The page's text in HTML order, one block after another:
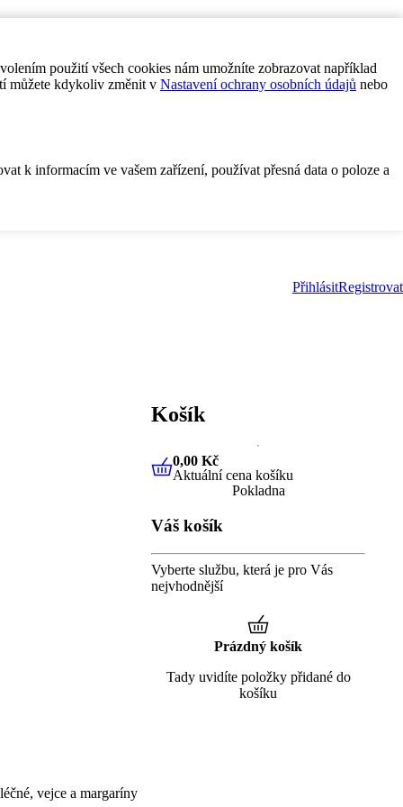
použití všech cookies nám umožníte zobrazovat například
můžete kdykoliv změnit v Nastavení ochrany osobních údajů nebo
k informacím ve vašem zařízení, používat přesná data o poloze a
PřihlásitRegistrovat
vejce a margaríny
Košík
0,00 KčAktuální cena košíku
0,00 Kč
Aktuální cena košíku
Pokladna
Váš košík
Vyberte službu, která je pro Vás
nejvhodnější
Prázdný košík
Tady uvidíte položky přidané do
košíku